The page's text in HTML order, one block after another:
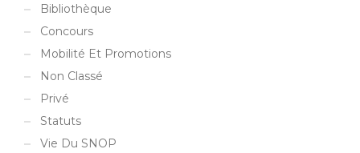
Bibliothèque
Concours
Mobilité Et Promotions
Non Classé
Privé
Statuts
Vie Du SNOP